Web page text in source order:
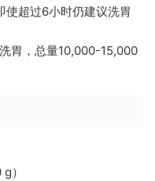
使超过6小时仍建议洗胃
胃，总量10,000-15,000
）